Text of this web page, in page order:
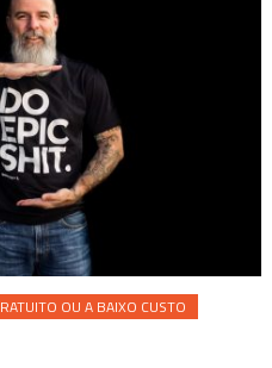
OU A BAIXO CUSTO